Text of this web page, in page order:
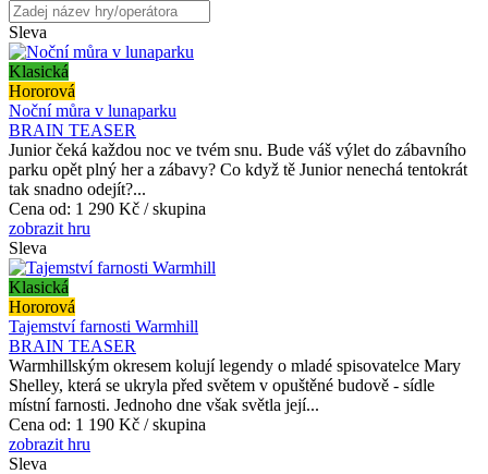
Sleva
Klasická
Hororová
Noční můra v lunaparku
BRAIN TEASER
Junior čeká každou noc ve tvém snu. Bude váš výlet do zábavního
parku opět plný her a zábavy? Co když tě Junior nenechá tentokrát
tak snadno odejít?...
Cena od: 1 290 Kč / skupina
zobrazit hru
Sleva
Klasická
Hororová
Tajemství farnosti Warmhill
BRAIN TEASER
Warmhillským okresem kolují legendy o mladé spisovatelce Mary
Shelley, která se ukryla před světem v opuštěné budově - sídle
místní farnosti. Jednoho dne však světla její...
Cena od: 1 190 Kč / skupina
zobrazit hru
Sleva